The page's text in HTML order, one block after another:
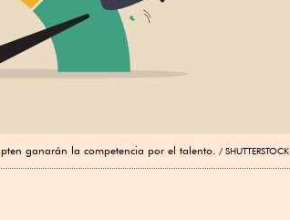
ganarán la competencia por el talento. SHUTTERSTOCK